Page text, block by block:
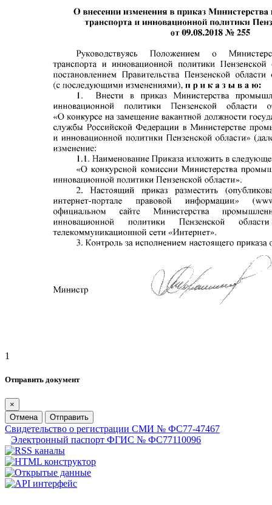
1
Отправить документ
×
Отмена
Отправить
Свидетельство о регистрации СМИ № ФС77-47467
Электронный паспорт ФГИС № ФС77110096